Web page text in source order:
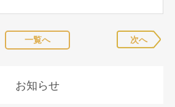
一覧へ 次へ
お知らせ